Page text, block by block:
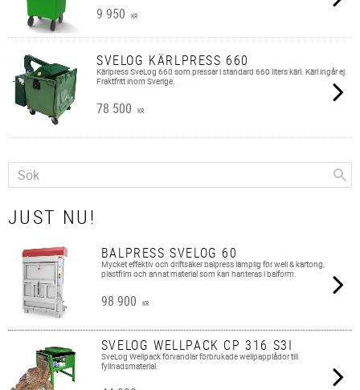
9 950
KR
SVELOG KÄRLPRESS 660
Kärlpress SveLog 660 som pressar i standard 660 liters kärl. Kärl ingår ej.
Fraktfritt inom Sverige.
78 500 KR
JUST NU!
BALPRESS SVELOG 60
Mycket effektiv och driftsäker balpress lämplig för well & kartong,
plastfilm och annat material som kan hanteras i balform.
98 900 KR
SVELOG WELLPACK CP 316 S3I
SveLog Wellpack förvandlar förbrukade wellpapplådor till
fyllnadsmaterial.